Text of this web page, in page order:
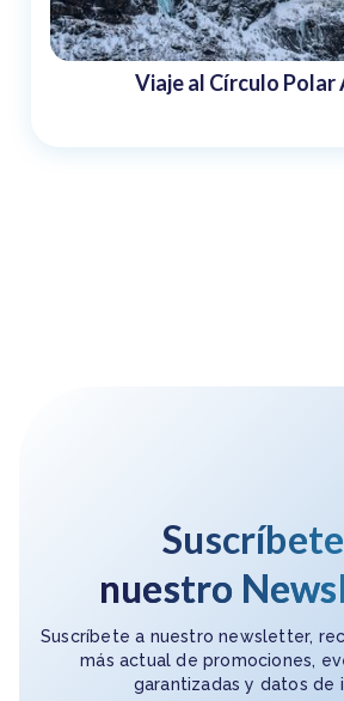
Viaje al Círculo Polar
nuestro
Suscríbete a nuestro newsletter,
más actual de promociones,
garantizadas y datos de